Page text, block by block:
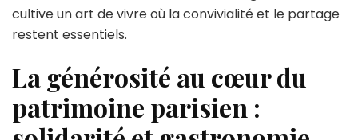
cultive un art de vivre où la convivialité et le partage
restent essentiels.
La générosité au cœur du
patrimoine parisien :